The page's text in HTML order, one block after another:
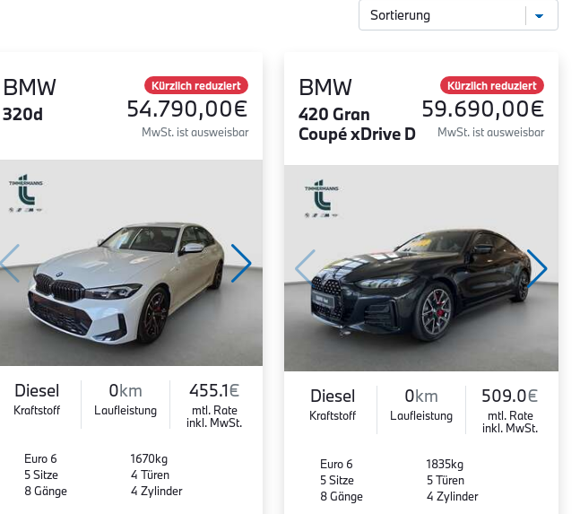
BMW
320d
Kürzlich reduziert
54.790,00€
MwSt. ist ausweisbar
Diesel
Kraftstoff
0km
Laufleistung
455.1€
mtl. Rate
inkl. MwSt.
Euro 6
5 Sitze
8 Gänge
1670kg
4 Türen
4 Zylinder
BMW
420 Gran
Coupé xDrive D
Kürzlich reduziert
59.690,00€
MwSt. ist ausweisbar
Diesel
Kraftstoff
0km
Laufleistung
509.0€
mtl. Rate
inkl. MwSt.
Euro 6
5 Sitze
8 Gänge
1835kg
5 Türen
4 Zylinder